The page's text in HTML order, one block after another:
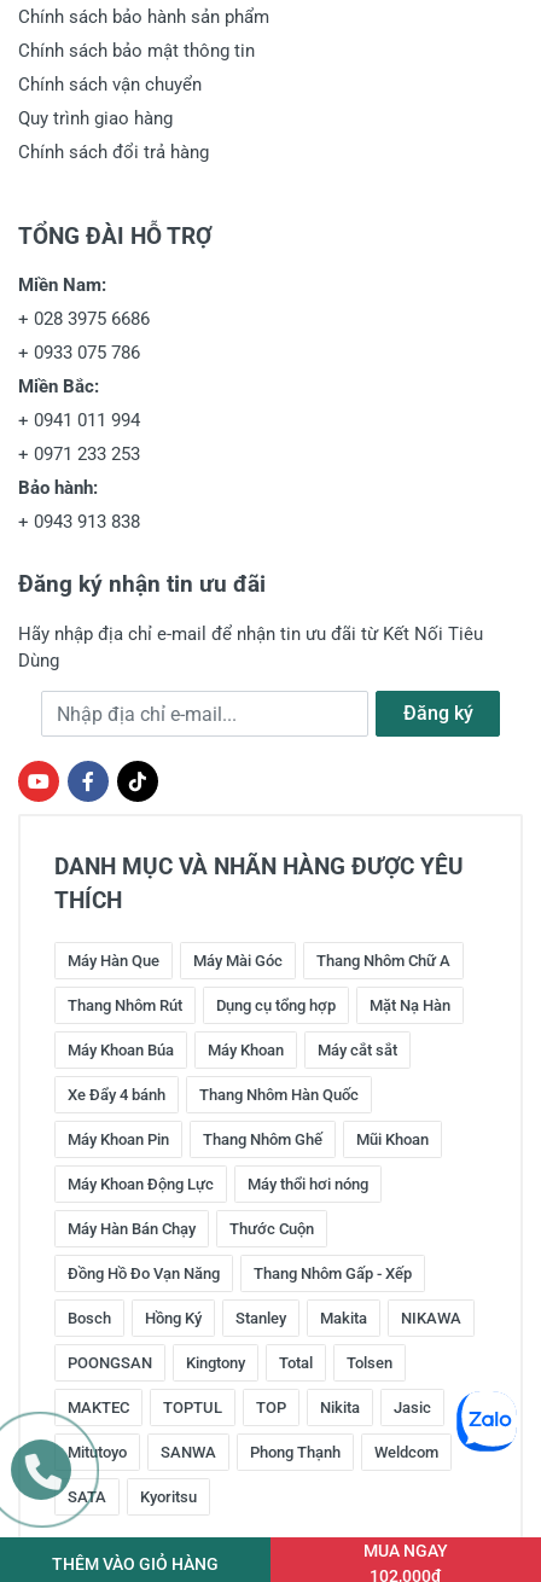
Chính sách bảo hành sản phẩm
Chính sách bảo mật thông tin
Chính sách vận chuyển
Quy trình giao hàng
Chính sách đổi trả hàng
TỔNG ĐÀI HỖ TRỢ
Miền Nam:
+ 028 3975 6686
+ 0933 075 786
Miền Bắc:
+ 0941 011 994
+ 0971 233 253
Bảo hành:
+ 0943 913 838
Đăng ký nhận tin ưu đãi
Hãy nhập địa chỉ e-mail để nhận tin ưu đãi từ Kết Nối Tiêu
Dùng
Địa chỉ e-mail Đăng ký
DANH MỤC VÀ NHÃN HÀNG ĐƯỢC YÊU
THÍCH
Máy Hàn Que Máy Mài Góc Thang Nhôm Chữ A
Thang Nhôm Rút Dụng cụ tổng hợp Mặt Nạ Hàn
Máy Khoan Búa Máy Khoan Máy cắt sắt
Xe Đẩy 4 bánh Thang Nhôm Hàn Quốc
Máy Khoan Pin Thang Nhôm Ghế Mũi Khoan
Máy Khoan Động Lực Máy thổi hơi nóng
Máy Hàn Bán Chạy Thước Cuộn
Đồng Hồ Đo Vạn Năng Thang Nhôm Gấp - Xếp
Bosch Hồng Ký Stanley Makita NIKAWA
POONGSAN Kingtony Total Tolsen
MAKTEC TOPTUL TOP Nikita Jasic
Mitutoyo SANWA Phong Thạnh Weldcom
SATA Kyoritsu
THÊM VÀO GIỎ HÀNG
MUA NGAY
102,000đ